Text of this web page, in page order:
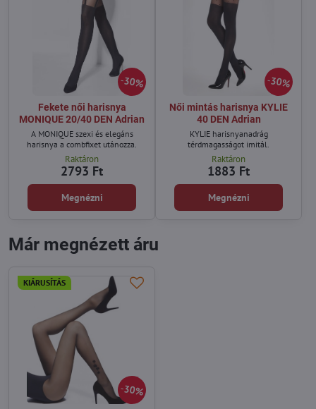
30%
Fekete női harisnya
MONIQUE 20/40 DEN Adrian
A MONIQUE szexi és elegáns
harisnya a combfixet utánozza.
Raktáron
2793 Ft
Megnézni
30%
Női mintás harisnya KYLIE
40 DEN Adrian
KYLIE harisnyanadrág
térdmagasságot imitál.
Raktáron
1883 Ft
Megnézni
Már megnézett áru
30%
KIÁRUSÍTÁS